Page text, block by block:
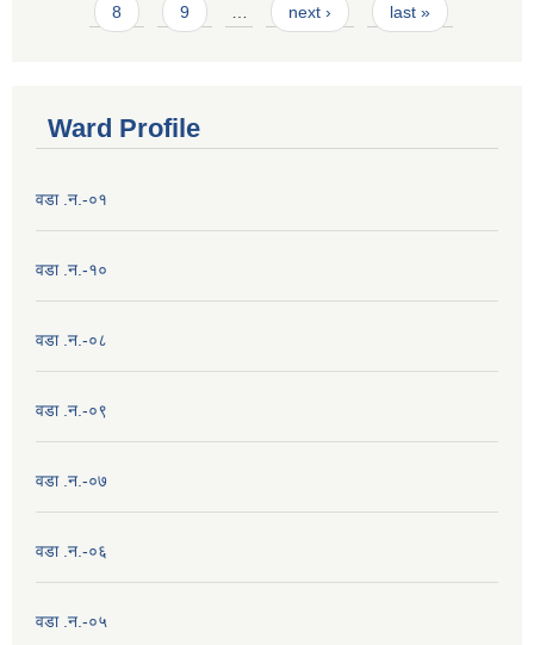
8 9 next › last »
Ward Profile
वडा .न.-०१
वडा .न.-१०
वडा .न.-०८
वडा .न.-०९
वडा .न.-०७
वडा .न.-०६
वडा .न.-०५